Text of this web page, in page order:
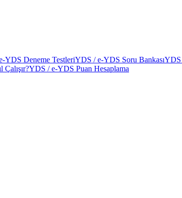
YDS Deneme TestleriYDS / e-YDS Soru BankasıYDS
YDS / e-YDS Puan Hesaplama